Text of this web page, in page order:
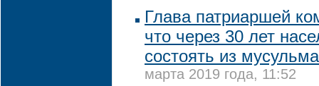
Глава патриаршей
что через 30 лет
состоять из
марта 2019 года, 11:52